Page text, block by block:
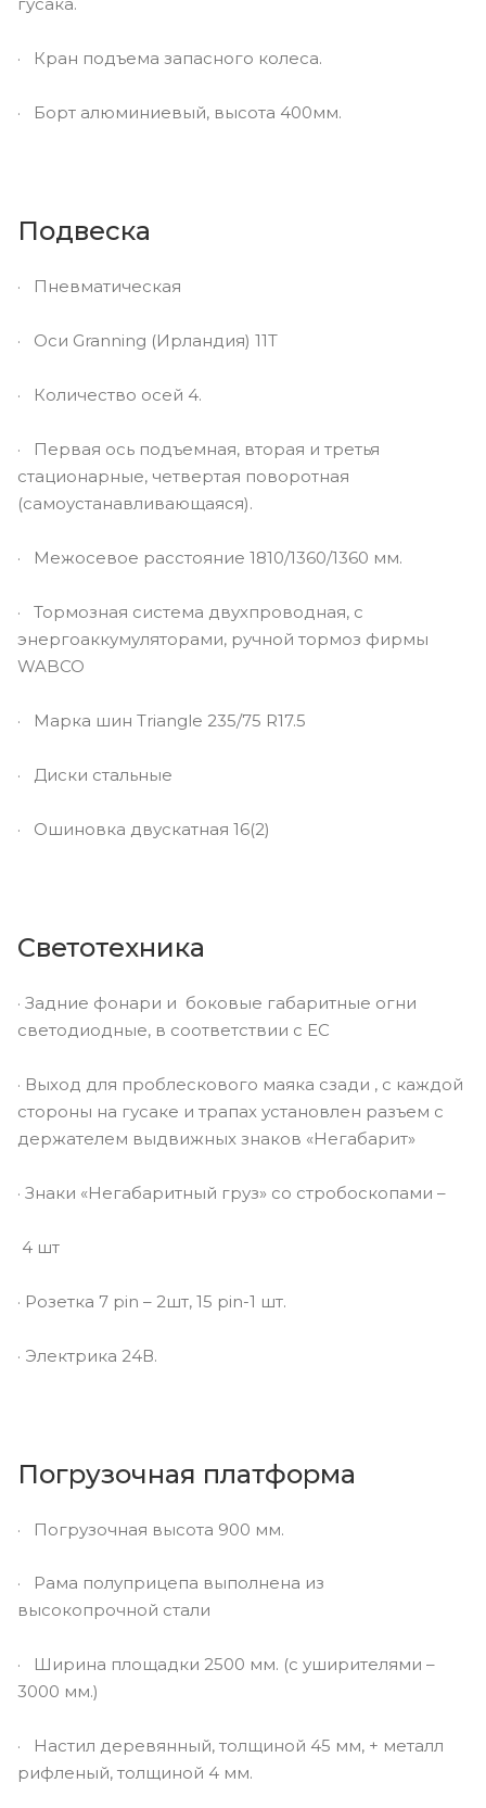
· Кран подъема запасного колеса.
· Борт алюминиевый, высота 400мм.
Подвеска
· Пневматическая
· Оси Granning (Ирландия) 11Т
· Количество осей 4.
· Первая ось подъемная, вторая и третья
стационарные, четвертая поворотная
(самоустанавливающаяся).
· Межосевое расстояние 1810/1360/1360 мм.
· Тормозная система двухпроводная, с
энергоаккумуляторами, ручной тормоз фирмы
WABCO
· Марка шин Triangle 235/75 R17.5
· Диски стальные
· Ошиновка двускатная 16(2)
Светотехника
· Задние фонари и боковые габаритные огни
светодиодные, в соответствии с EC
· Выход для проблескового маяка сзади , с каждой
стороны на гусаке и трапах установлен разъем с
держателем выдвижных знаков «Негабарит»
· Знаки «Негабаритный груз» со стробоскопами –
4 шт
· Розетка 7 pin – 2шт, 15 pin-1 шт.
· Электрика 24В.
Погрузочная платформа
· Погрузочная высота 900 мм.
· Рама полуприцепа выполнена из
высокопрочной стали
· Ширина площадки 2500 мм. (с уширителями –
3000 мм.)
· Настил деревянный, толщиной 45 мм, + металл
рифленый, толщиной 4 мм.